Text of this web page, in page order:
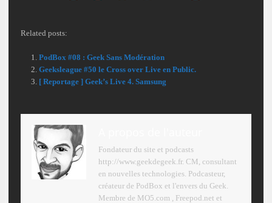
Related posts:
PodBox #08 : Geek Sans Modération
Geeksleague #50 le Cross over Live en Public.
[ Reportage ] Geek’s Live 4. Samsung
Fondateur du site et podcasts
http://www.geekdegeek.fr. CM, consultant
en nouvelles technologies. Podcasteur,
créateur de PodBox et l'envers du Geek.
Membre de MO5.com , Freepod.net et